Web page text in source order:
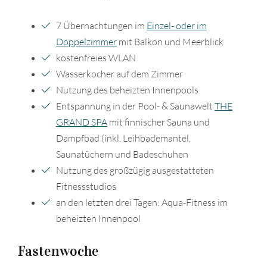
7 Übernachtungen im Einzel- oder im
Doppelzimmermit Balkon und Meerblick
kostenfreies WLAN
Wasserkocher auf dem Zimmer
Nutzung des beheizten Innenpools
Entspannung in der Pool- & Saunawelt THE
GRAND SPAmit finnischer Sauna und
Dampfbad (inkl. Leihbademantel,
Saunatüchern und Badeschuhen
Nutzung des großzügig ausgestatteten
Fitnessstudios
an den letzten drei Tagen: Aqua-Fitness im
beheizten Innenpool
Fastenwoche